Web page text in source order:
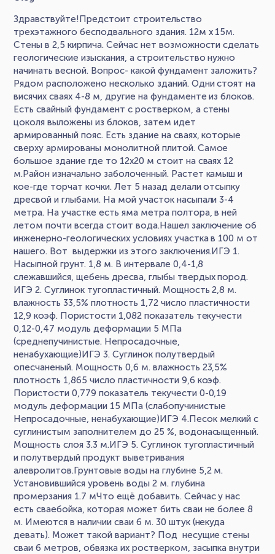
Здравствуйте!Предстоит строительство
трехэтажного бесподвального здания. 12м х 15м.
Стены в 2,5 кирпича. Сейчас нет возможности сделать
геологические изыскания, а строительство нужно
начинать весной. Вопрос- какой фундамент заложить?
Рядом расположено несколько зданий. Одни стоят на
висячих сваях 4-8 м, другие на фундаменте из блоков.
Есть свайный фундамент с ростверком, а стены
цоколя выложены из блоков, затем идет
армированный пояс. Есть здание на сваях, которые
сверху армированы монолитной плитой. Самое
большое здание где то 12х20 м стоит на сваях 12
м.Район изначально заболоченный. Растет камыш и
кое-где торчат кочки. Лет 5 назад делали отсыпку
дресвой и глыбами. На мой участок насыпали 3-4
метра. На участке есть яма метра полтора, в ней
летом почти всегда стоит вода.Нашел заключение об
инженерно-геологических условиях участка в 100 м от
нашего. Вот выдержки из этого заключения.ИГЭ 1.
Насыпной грунт. 1,8 м. В интервале 0,4-1,8
слежавшийся, щебень дресва, глыбы твердых пород.
ИГЭ 2. Суглинок тугопластичный. Мощность 2,8 м.
влажность 33,5% плотность 1,72 число пластичности
12,9 коэф. Пористости 1,082 показатель текучести
0,12-0,47 модуль деформации 5 МПа
(среднепучинистые. Непросадочные,
ненабухающие)ИГЭ 3. Суглинок полутвердый
опесчаненый. Мощность 0,6 м. влажность 23,5%
плотность 1,865 число пластичности 9,6 коэф.
Пористости 0,779 показатель текучести 0-0,19
модуль деформации 15 МПа (слабопучинистые
Непросадочные, ненабухающие)ИГЭ 4.Песок мелкий с
суглинистым заполнителем до 25 %, водонасыщенный.
Мощность слоя 3.3 м.ИГЭ 5. Суглинок тугопластичный
и полутвердый продукт выветривания
алевролитов.Грунтовые воды на глубине 5,2 м.
Установившийся уровень воды 2 м. глубина
промерзания 1.7 мЧто ещё добавить. Сейчас у нас
есть сваебойка, которая может бить сваи не более 8
м. Имеются в наличии сваи 6 м. 30 штук (некуда
девать). Может такой вариант? Под несущие стены
сваи 6 метров, обвязка их ростверком, засыпка внутри